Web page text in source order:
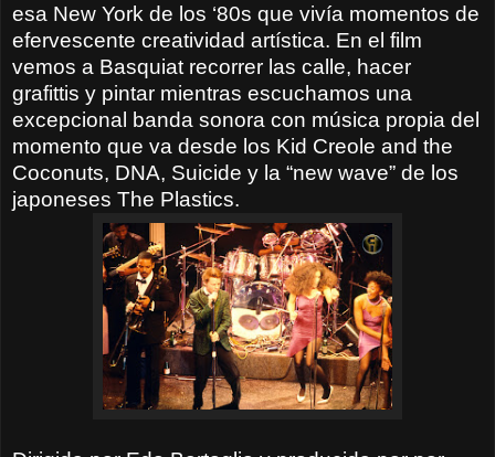
esa New York de los ‘80s que vivía momentos de
efervescente creatividad artística. En el film
vemos a Basquiat recorrer las calle, hacer
grafittis y pintar mientras escuchamos una
excepcional banda sonora con música propia del
momento que va desde los Kid Creole and the
Coconuts, DNA, Suicide y la “new wave” de los
japoneses The Plastics.